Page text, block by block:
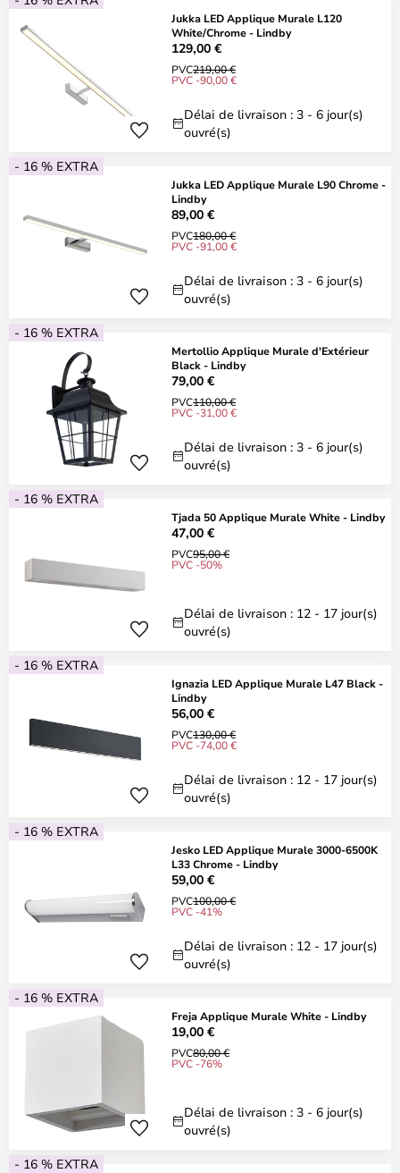
Jukka LED Applique Murale L120
White/Chrome - Lindby
129,00 €
PVC219,00 €
PVC -90,00 €
Délai de livraison : 3 - 6 jour(s)
ouvré(s)
- 16 % EXTRA
Jukka LED Applique Murale L90 Chrome -
Lindby
89,00 €
PVC180,00 €
PVC -91,00 €
Délai de livraison : 3 - 6 jour(s)
ouvré(s)
- 16 % EXTRA
Mertollio Applique Murale d'Extérieur
Black - Lindby
79,00 €
PVC110,00 €
PVC -31,00 €
Délai de livraison : 3 - 6 jour(s)
ouvré(s)
- 16 % EXTRA
Tjada 50 Applique Murale White - Lindby
47,00 €
PVC95,00 €
PVC -50%
Délai de livraison : 12 - 17 jour(s)
ouvré(s)
- 16 % EXTRA
Ignazia LED Applique Murale L47 Black -
Lindby
56,00 €
PVC130,00 €
PVC -74,00 €
Délai de livraison : 12 - 17 jour(s)
ouvré(s)
- 16 % EXTRA
Jesko LED Applique Murale 3000-6500K
L33 Chrome - Lindby
59,00 €
PVC100,00 €
PVC -41%
Délai de livraison : 12 - 17 jour(s)
ouvré(s)
- 16 % EXTRA
Freja Applique Murale White - Lindby
19,00 €
PVC80,00 €
PVC -76%
Délai de livraison : 3 - 6 jour(s)
ouvré(s)
- 16 % EXTRA